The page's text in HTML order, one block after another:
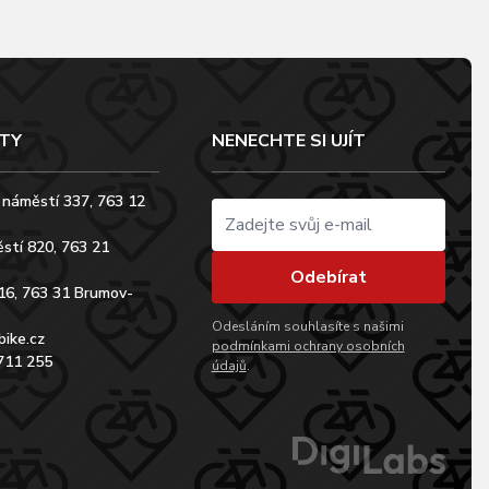
337, 763 12
820, 763 21
763 31 Brumov-
255
NENECHTE SI UJÍT
Odebírat
Odesláním souhlasíte s našimi
podmínkami ochrany osobních
údajů.